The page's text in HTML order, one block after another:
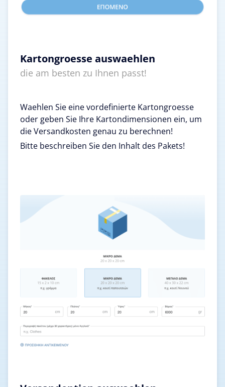
Kartongroesse auswaehlen
die am besten zu Ihnen passt!
Waehlen Sie eine vordefinierte Kartongroesse
oder geben Sie Ihre Kartondimensionen ein, um
die Versandkosten genau zu berechnen!
Bitte beschreiben Sie den Inhalt des Pakets!